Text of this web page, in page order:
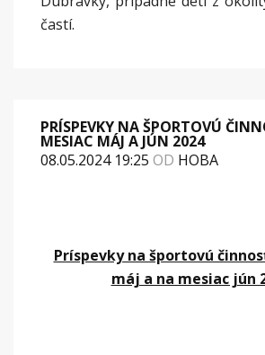
častí.
PRÍSPEVKY NA ŠPORTOVÚ
MESIAC MÁJ A JÚN 2024
08.05.2024 19:25 OD HOBA
Príspevky na športovú
máj a na mesiac jún